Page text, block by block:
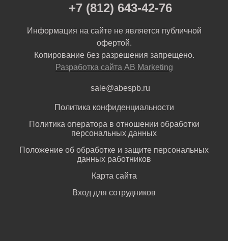
+7 (812) 643-42-76
Информация на сайте не является публичной
офертой.
Копирование без разрешения запрещено.
Разработка сайта AB Marketing
sale@abespb.ru
Политика конфиденциальности
Политика оператора в отношении обработки
персональных данных
Положение об обработке и защите персональных
данных работников
Карта сайта
Вход для сотрудников